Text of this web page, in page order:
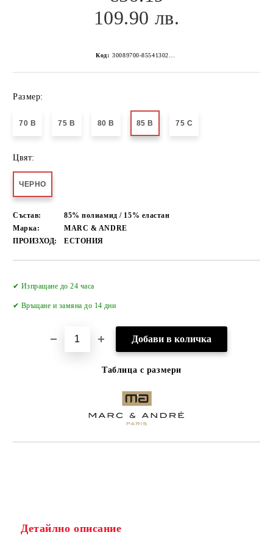
109.90 лв.
Код: 30089700-8554130267152262610
Размер:
70 B 75 B 80 B 85 B 75 C
Цвят:
ЧЕРНО
Състав:
85% полиамид / 15% еластан
Марка:
MARC & ANDRE
ПРОИЗХОД:
ЕСТОНИЯ
✔ Изпращане до 24 часа
✔ Връщане и замяна до 14 дни
Таблица с размери
Детайлно описание